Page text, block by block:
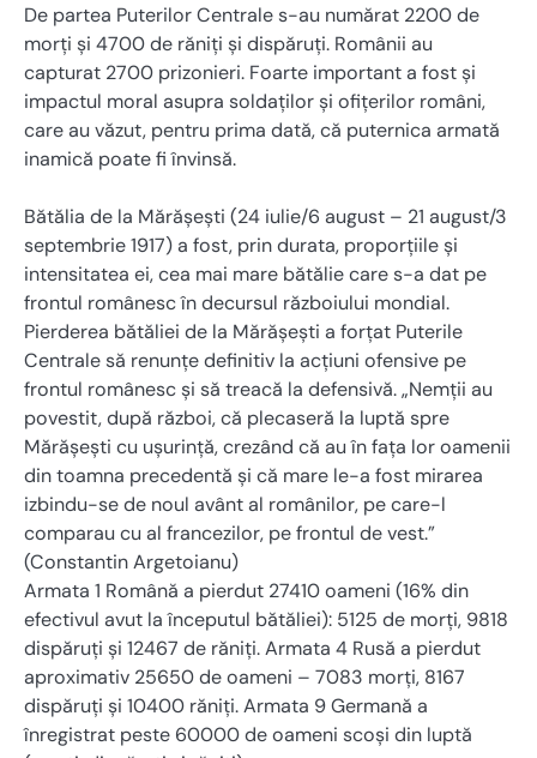
De partea Puterilor Centrale s-au numărat 2200 de
morți și 4700 de răniți și dispăruți. Românii au
capturat 2700 prizonieri. Foarte important a fost și
impactul moral asupra soldaților și ofițerilor români,
care au văzut, pentru prima dată, că puternica armată
inamică poate fi învinsă.
Bătălia de la Mărăşeşti (24 iulie/6 august – 21 august/3
septembrie 1917) a fost, prin durata, proporţiile şi
intensitatea ei, cea mai mare bătălie care s-a dat pe
frontul românesc în decursul războiului mondial.
Pierderea bătăliei de la Mărășești a forțat Puterile
Centrale să renunțe definitiv la acțiuni ofensive pe
frontul românesc și să treacă la defensivă. „Nemţii au
povestit, după război, că plecaseră la luptă spre
Mărăşeşti cu uşurinţă, crezând că au în faţa lor oamenii
din toamna precedentă şi că mare le-a fost mirarea
izbindu-se de noul avânt al românilor, pe care-l
comparau cu al francezilor, pe frontul de vest.”
(Constantin Argetoianu)
Armata 1 Română a pierdut 27410 oameni (16% din
efectivul avut la începutul bătăliei): 5125 de morţi, 9818
dispăruţi şi 12467 de răniţi. Armata 4 Rusă a pierdut
aproximativ 25650 de oameni – 7083 morţi, 8167
dispăruţi și 10400 răniţi. Armata 9 Germană a
înregistrat peste 60000 de oameni scoşi din luptă